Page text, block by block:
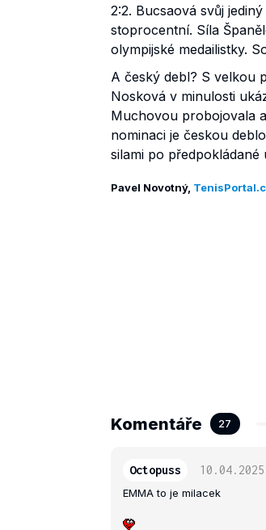
2:2. Bucsaová svůj
stoprocentní. Síla
olympijské medailistky.
A český debl? S velkou
Nosková v minulosti
Muchovou probojovala
nominaci je českou
silami po
Pavel Novotný,
Komentáře 27
Octopuss 10.04.2025
EMMA to je milacek